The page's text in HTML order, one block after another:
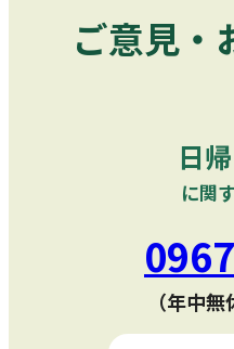
ご意見・
日
に関
（年中